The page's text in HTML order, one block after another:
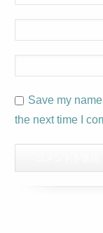
Save my
the next time I